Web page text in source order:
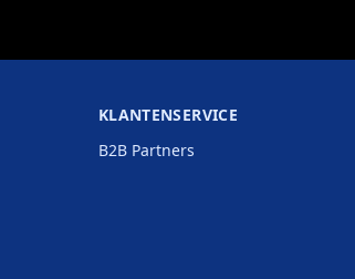
KLANTENSERVICE
B2B Partners